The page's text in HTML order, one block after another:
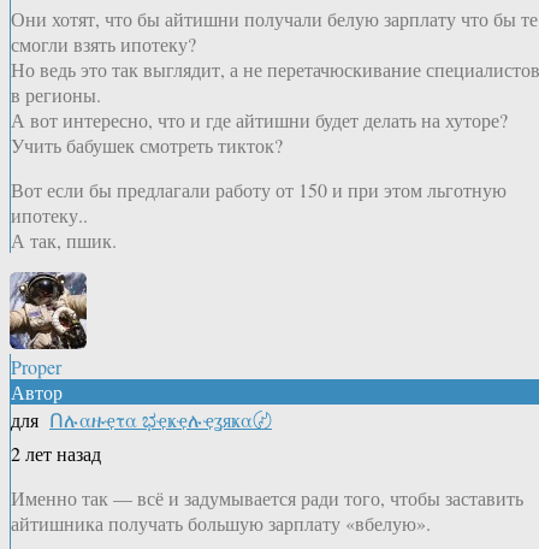
Они хотят, что бы айтишни получали белую зарплату что бы те
смогли взять ипотеку?
Но ведь это так выглядит, а не перетачюскивание специалистов
в регионы.
А вот интересно, что и где айтишни будет делать на хуторе?
Учить бабушек смотреть тикток?
Вот если бы предлагали работу от 150 и при этом льготную
ипотеку..
А так, пшик.
Proper
Автор
для Ոሉαዙҿτα ಭҿҝҿሉҿʓяҝα〄
2 лет назад
Именно так — всё и задумывается ради того, чтобы заставить
айтишника получать большую зарплату «вбелую».